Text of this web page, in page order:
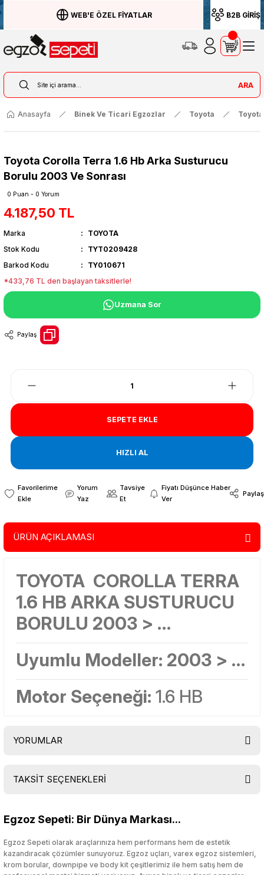
WEB'E ÖZEL FİYATLAR B2B GİRİŞ
ARA
Anasayfa Binek Ve Ticari Egzozlar Toyota
Toyota Corolla Terra 1.6 Hb Arka Susturucu
Borulu 2003 Ve Sonrası
0 Puan - 0 Yorum
4.187,50 TL
Marka
TOYOTA
Stok Kodu
TYT0209428
Barkod Kodu
TY010671
*433,76 TL den başlayan taksitlerle!
Uzmana Sor
Paylaş
SEPETE EKLE
HIZLI AL
Yorum
Yaz
Tavsiye
Et
Fiyatı Düşünce Haber
Ver
Paylaş
ÜRÜN AÇIKLAMASI
TOYOTA COROLLA TERRA
1.6 HB ARKA SUSTURUCU
BORULU 2003 > …
Uyumlu Modeller: 2003 > …
Motor Seçeneği: 1.6 HB
YORUMLAR
TAKSİT SEÇENEKLERİ
Egzoz Sepeti: Bir Dünya Markası...
Egzoz Sepeti olarak araçlarınıza hem performans hem de estetik
kazandıracak çözümler sunuyoruz. Egzoz uçları, varex egzoz sistemleri,
krom borular, downpipe ve body kit çeşitlerimiz ile hem satış hem de